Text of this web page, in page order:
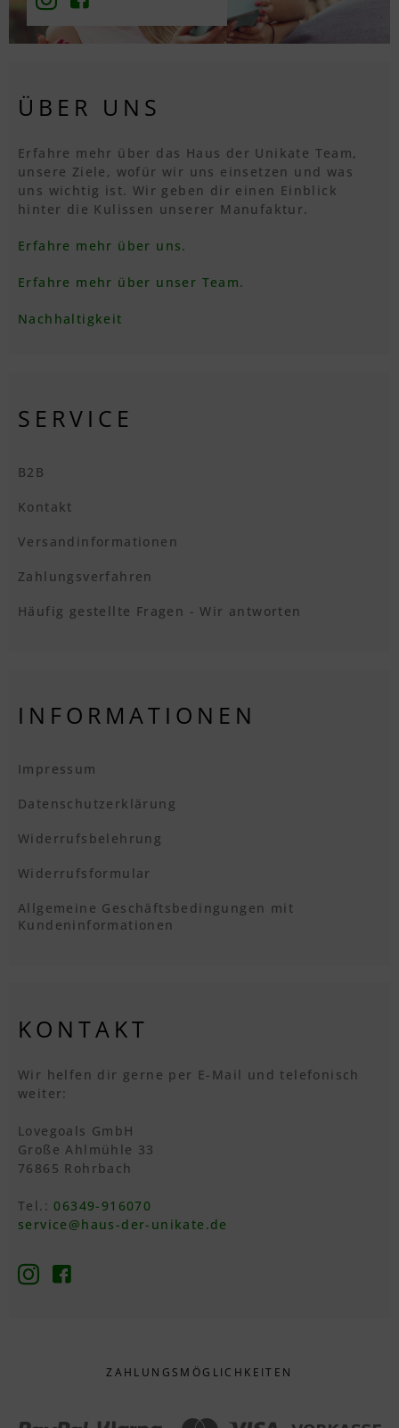
ÜBER UNS
Erfahre mehr über das Haus der Unikate Team,
unsere Ziele, wofür wir uns einsetzen und was
uns wichtig ist. Wir geben dir einen Einblick
hinter die Kulissen unserer Manufaktur.
Erfahre mehr über uns.
Erfahre mehr über unser Team.
Nachhaltigkeit
SERVICE
B2B
Kontakt
Versandinformationen
Zahlungsverfahren
Häufig gestellte Fragen - Wir antworten
INFORMATIONEN
Impressum
Datenschutzerklärung
Widerrufsbelehrung
Widerrufsformular
Allgemeine Geschäftsbedingungen mit
Kundeninformationen
KONTAKT
Wir helfen dir gerne per E-Mail und telefonisch
weiter:
Lovegoals GmbH
Große Ahlmühle 33
76865 Rohrbach
Tel.:06349-916070
service@haus-der-unikate.de
ZAHLUNGS­MÖGLICHKEITEN